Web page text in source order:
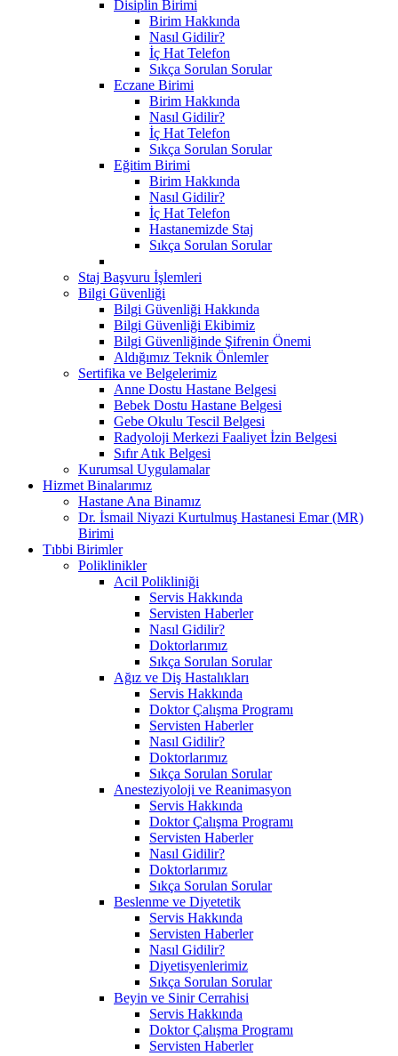
Disiplin Birimi
Birim Hakkında
Nasıl Gidilir?
İç Hat Telefon
Sıkça Sorulan Sorular
Eczane Birimi
Birim Hakkında
Nasıl Gidilir?
İç Hat Telefon
Sıkça Sorulan Sorular
Eğitim Birimi
Birim Hakkında
Nasıl Gidilir?
İç Hat Telefon
Hastanemizde Staj
Sıkça Sorulan Sorular
Staj Başvuru İşlemleri
Bilgi Güvenliği
Bilgi Güvenliği Hakkında
Bilgi Güvenliği Ekibimiz
Bilgi Güvenliğinde Şifrenin Önemi
Aldığımız Teknik Önlemler
Sertifika ve Belgelerimiz
Anne Dostu Hastane Belgesi
Bebek Dostu Hastane Belgesi
Gebe Okulu Tescil Belgesi
Radyoloji Merkezi Faaliyet İzin Belgesi
Sıfır Atık Belgesi
Kurumsal Uygulamalar
Hizmet Binalarımız
Hastane Ana Binamız
Dr. İsmail Niyazi Kurtulmuş Hastanesi Emar (MR)
Birimi
Tıbbi Birimler
Poliklinikler
Acil Polikliniği
Servis Hakkında
Servisten Haberler
Nasıl Gidilir?
Doktorlarımız
Sıkça Sorulan Sorular
Ağız ve Diş Hastalıkları
Servis Hakkında
Doktor Çalışma Programı
Servisten Haberler
Nasıl Gidilir?
Doktorlarımız
Sıkça Sorulan Sorular
Anesteziyoloji ve Reanimasyon
Servis Hakkında
Doktor Çalışma Programı
Servisten Haberler
Nasıl Gidilir?
Doktorlarımız
Sıkça Sorulan Sorular
Beslenme ve Diyetetik
Servis Hakkında
Servisten Haberler
Nasıl Gidilir?
Diyetisyenlerimiz
Sıkça Sorulan Sorular
Beyin ve Sinir Cerrahisi
Servis Hakkında
Doktor Çalışma Programı
Servisten Haberler